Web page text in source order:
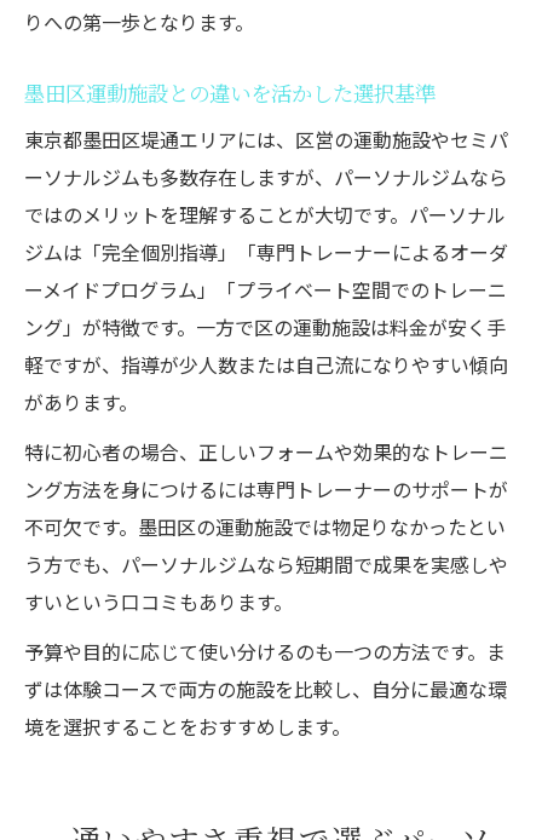
りへの第一歩となります。
墨田区運動施設との違いを活かした選択基準
東京都墨田区堤通エリアには、区営の運動施設やセミパ
ーソナルジムも多数存在しますが、パーソナルジムなら
ではのメリットを理解することが大切です。パーソナル
ジムは「完全個別指導」「専門トレーナーによるオーダ
ーメイドプログラム」「プライベート空間でのトレーニ
ング」が特徴です。一方で区の運動施設は料金が安く手
軽ですが、指導が少人数または自己流になりやすい傾向
があります。
特に初心者の場合、正しいフォームや効果的なトレーニ
ング方法を身につけるには専門トレーナーのサポートが
不可欠です。墨田区の運動施設では物足りなかったとい
う方でも、パーソナルジムなら短期間で成果を実感しや
すいという口コミもあります。
予算や目的に応じて使い分けるのも一つの方法です。ま
ずは体験コースで両方の施設を比較し、自分に最適な環
境を選択することをおすすめします。